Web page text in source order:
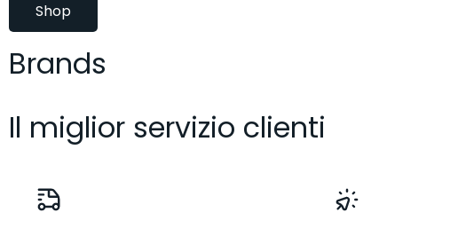
Shop
Brands
Il miglior servizio clienti